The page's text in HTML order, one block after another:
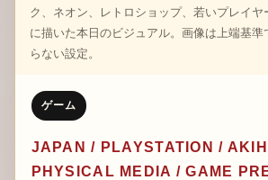
ク、ネオン、レトロショップ、若いプレイ
に描いた本日のビジュアル。画像は上端基準
らない設定。
ゲーム
JAPAN / PLAYSTATION /
PHYSICAL MEDIA / GAME